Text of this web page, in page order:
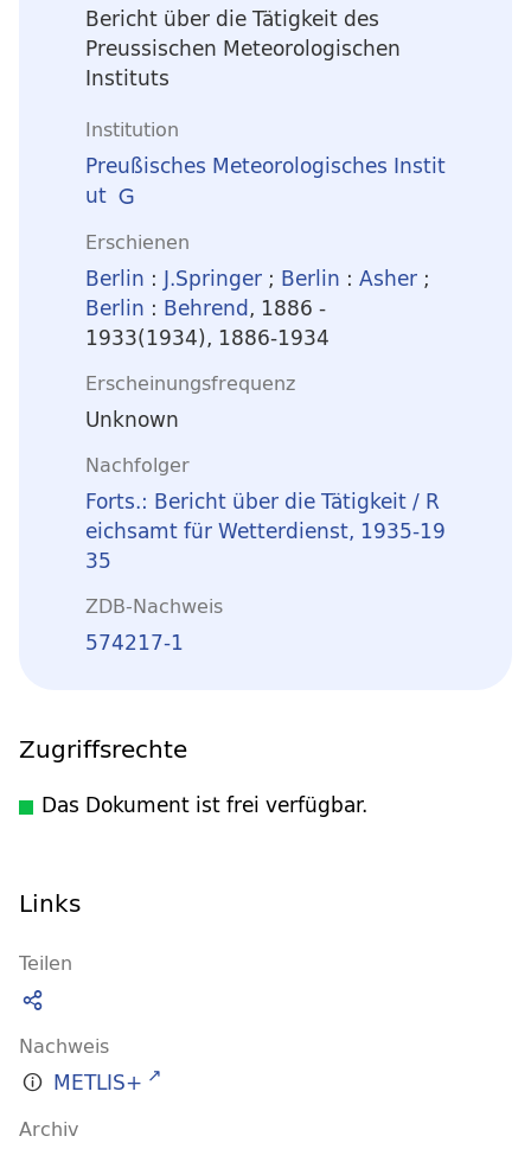
Bericht über die Tätigkeit des
Preussischen Meteorologischen
Instituts
Institution
Preußisches Meteorologisches Instit
ut
Erschienen
Berlin : J.Springer ; Berlin : Asher ;
Berlin : Behrend, 1886 -
1933(1934), 1886-1934
Erscheinungsfrequenz
Unknown
Nachfolger
Forts.: Bericht über die Tätigkeit / R
eichsamt für Wetterdienst, 1935-19
35
ZDB-Nachweis
574217-1
Zugriffsrechte
Das Dokument ist frei verfügbar.
Links
Teilen
Nachweis
METLIS+
Archiv